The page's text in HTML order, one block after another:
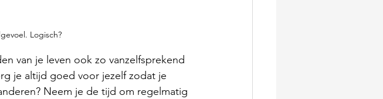
Logisch?
van je leven ook zo vanzelfsprekend
je altijd goed voor jezelf zodat je
Neem je de tijd om regelmatig